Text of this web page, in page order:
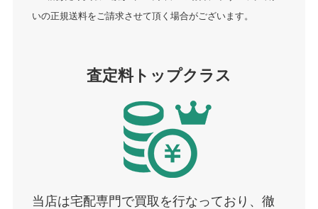
いの正規送料をご請求させて頂く場合がございます。
査定料トップクラス
当店は宅配専門で買取を行なっており、徹